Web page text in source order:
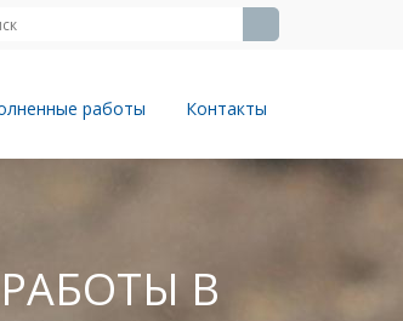
работы Контакты
В